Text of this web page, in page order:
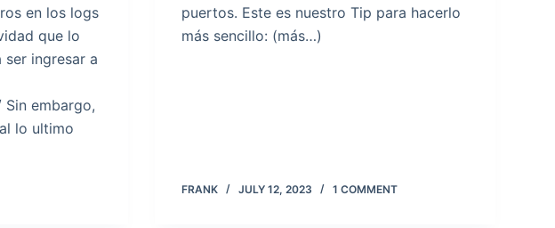
en los logs
que lo
ingresar a
embargo,
lo ultimo
puertos. Este es nuestro Tip para hacerlo
más sencillo: (más…)
FRANK JULY 12, 2023 1 COMMENT